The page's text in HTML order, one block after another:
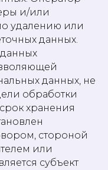
и/или
удалению или
данных.
данных, не
обработки
хранения
стороной
или
субъект